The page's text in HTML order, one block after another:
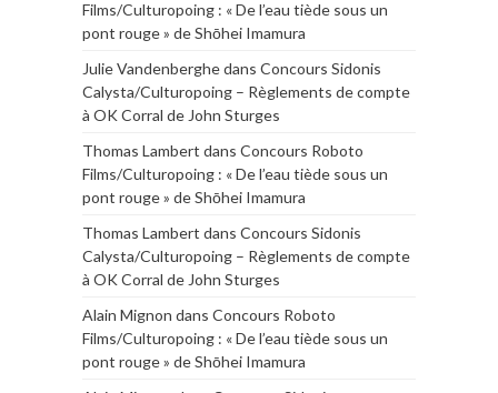
Films/Culturopoing : « De l’eau tiède sous un
pont rouge » de Shōhei Imamura
Julie Vandenberghedans Concours Sidonis
Calysta/Culturopoing – Règlements de compte
à OK Corral de John Sturges
Thomas Lambert dans Concours Roboto
Films/Culturopoing : « De l’eau tiède sous un
pont rouge » de Shōhei Imamura
Thomas Lambert dans Concours Sidonis
Calysta/Culturopoing – Règlements de compte
à OK Corral de John Sturges
Alain Mignon dans Concours Roboto
Films/Culturopoing : « De l’eau tiède sous un
pont rouge » de Shōhei Imamura